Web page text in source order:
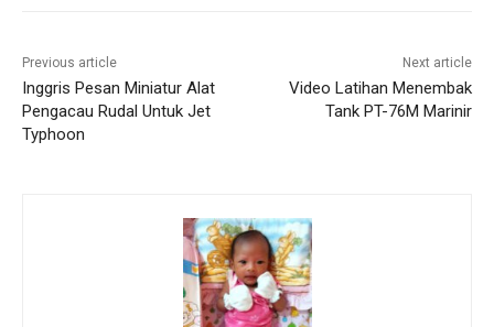
Previous article
Inggris Pesan Miniatur Alat
Pengacau Rudal Untuk Jet
Typhoon
Next article
Video Latihan Menembak
Tank PT-76M Marinir